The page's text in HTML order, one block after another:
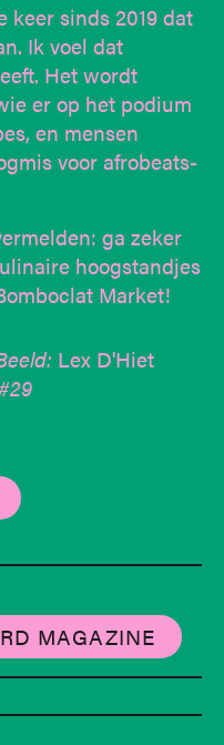
keer sinds 2019 dat
Ik voel dat
Het wordt
er op het podium
en mensen
voor afrobeats-
ga zeker
hoogstandjes
Market!
Lex D'Hiet
MAGAZINE